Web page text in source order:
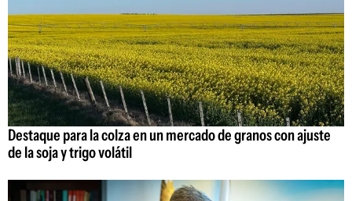
Destaque para la colza en un mercado de granos con ajuste
de la soja y trigo volátil